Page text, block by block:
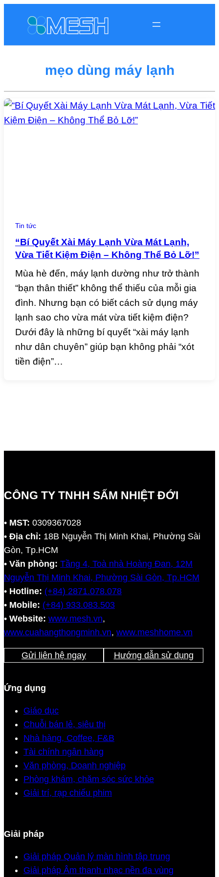
mẹo dùng máy lạnh
Tin tức
“Bí Quyết Xài Máy Lạnh Vừa Mát Lạnh,
Vừa Tiết Kiệm Điện – Không Thể Bỏ Lỡ!”
Mùa hè đến, máy lạnh dường như trở thành
“bạn thân thiết” không thể thiếu của mỗi gia
đình. Nhưng bạn có biết cách sử dụng máy
lạnh sao cho vừa mát vừa tiết kiệm điện?
Dưới đây là những bí quyết “xài máy lạnh
như dân chuyên” giúp bạn không phải “xót
tiền điện”…
CÔNG TY TNHH SẤM NHIỆT ĐỚI
• MST: 0309367028
• Địa chỉ: 18B Nguyễn Thị Minh Khai, Phường Sài
Gòn, Tp.HCM
• Văn phòng: Tầng 4, Toà nhà Hoàng Đan, 12M
Nguyễn Thị Minh Khai, Phường Sài Gòn, Tp.HCM
• Hotline: (+84) 2871.078.078
• Mobile: (+84) 933.083.503
• Website: www.mesh.vn,
www.cuahangthongminh.vn, www.meshhome.vn
Gửi liên hệ ngay Hướng dẫn sử dụng
Ứng dụng
Giáo dục
Chuỗi bán lẻ, siêu thị
Nhà hàng, Coffee, F&B
Tài chính ngân hàng
Văn phòng, Doanh nghiệp
Phòng khám, chăm sóc sức khỏe
Giải trí, rạp chiếu phim
Giải pháp
Giải pháp Quản lý màn hình tập trung
Giải pháp Âm thanh nhạc nền đa vùng